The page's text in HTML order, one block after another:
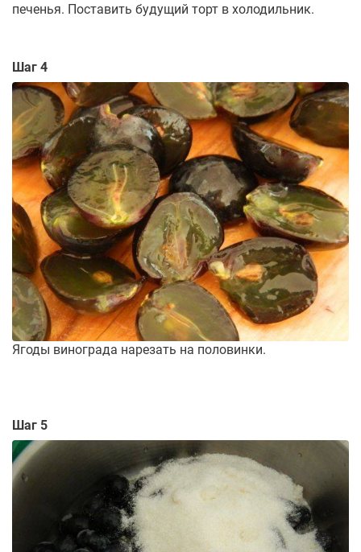
печенья. Поставить будущий торт в холодильник.
Шаг 4
Ягоды винограда нарезать на половинки.
Шаг 5